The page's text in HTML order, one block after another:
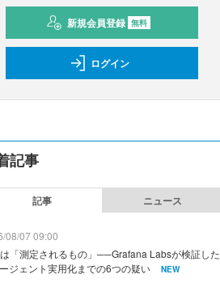
新規会員登録 無料
ログイン
記事
記事 ニュース
08/07 09:00
「測定されるもの」──Grafana Labsが検証した
ジェント実用化までの6つの疑い
NEW